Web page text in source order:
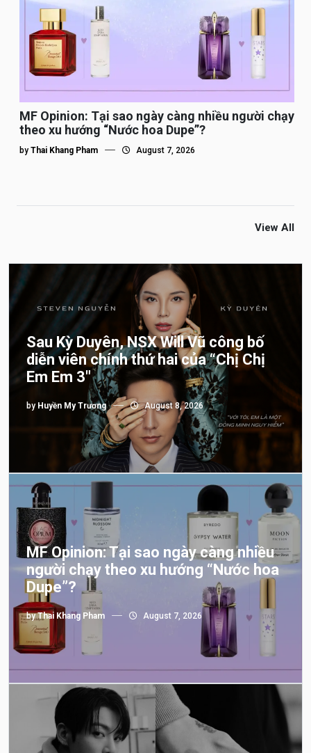
MF Opinion: Tại sao ngày càng nhiều người chạy
theo xu hướng “Nước hoa Dupe”?
by Thai Khang Pham August 7, 2026
View All
Sau Kỳ Duyên, NSX Will Vũ công bố
diễn viên chính thứ hai của “Chị Chị
Em Em 3″
by Huyền My Trương August 8, 2026
MF Opinion: Tại sao ngày càng nhiều
người chạy theo xu hướng “Nước hoa
Dupe”?
byThai Khang Pham August 7, 2026